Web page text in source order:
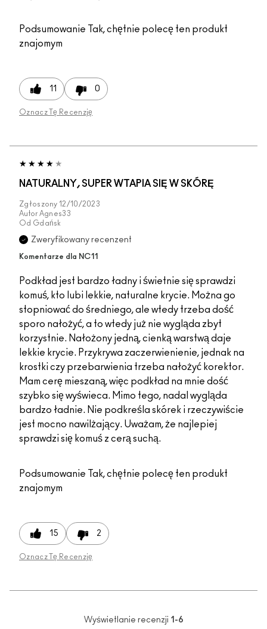
Podsumowanie Tak, chętnie polecę ten produkt
znajomym
11 0
Oznacz Tę Recenzję
NATURALNY, SUPER WTAPIA SIĘ W SKÓRĘ
Zgłoszony 12/10/2023
Autor Agnes33
Od Gdańsk
Zweryfikowany recenzent
Komentarze dla NC11
Podkład jest bardzo ładny i świetnie się sprawdzi
komuś, kto lubi lekkie, naturalne krycie. Można go
stopniować do średniego, ale wtedy trzeba dość
sporo nałożyć, a to wtedy już nie wygląda zbyt
korzystnie. Nałożony jedną, cienką warstwą daje
lekkie krycie. Przykrywa zaczerwienienie, jednak na
krostki czy przebarwienia trzeba nałożyć korektor.
Mam cerę mieszaną, więc podkład na mnie dość
szybko się wyświeca. Mimo tego, nadal wygląda
bardzo ładnie. Nie podkreśla skórek i rzeczywiście
jest mocno nawilżający. Uważam, że najlepiej
sprawdzi się komuś z cerą suchą.
Podsumowanie Tak, chętnie polecę ten produkt
znajomym
15 2
Oznacz Tę Recenzję
Wyświetlanie recenzji 1-6